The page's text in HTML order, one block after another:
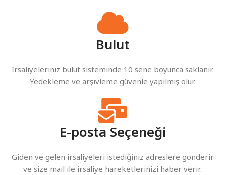
Bulut
İrsaliyeleriniz bulut sisteminde 10 sene boyunca saklanır.
Yedekleme ve arşivleme güvenle yapılmış olur.
E-posta Seçeneği
Giden ve gelen irsaliyeleri istediğiniz adreslere gönderir
ve size mail ile irsaliye hareketlerinizi haber verir.